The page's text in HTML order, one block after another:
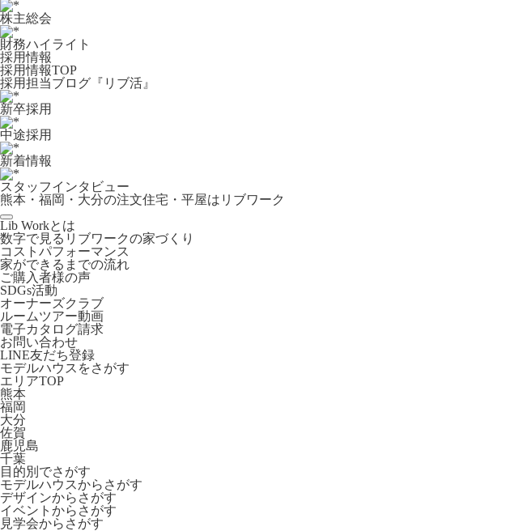
株主総会
財務ハイライト
採用情報
採用情報TOP
採用担当ブログ『リブ活』
新卒採用
中途採用
新着情報
スタッフインタビュー
熊本・福岡・大分の注文住宅・平屋はリブワーク
Lib Workとは
数字で見るリブワークの家づくり
コストパフォーマンス
家ができるまでの流れ
ご購入者様の声
SDGs活動
オーナーズクラブ
ルームツアー動画
電子カタログ請求
お問い合わせ
LINE友だち登録
モデルハウスをさがす
エリアTOP
熊本
福岡
大分
佐賀
鹿児島
千葉
目的別でさがす
モデルハウスからさがす
デザインからさがす
イベントからさがす
見学会からさがす